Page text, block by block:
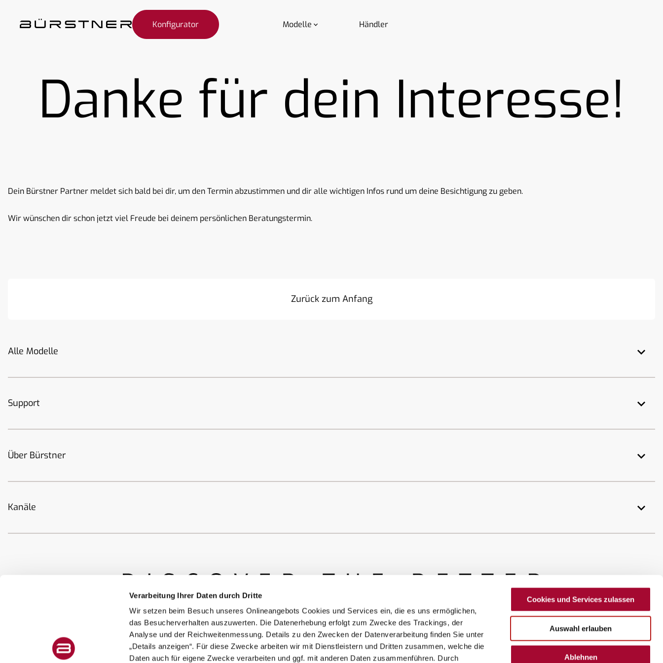
Verarbeitung Ihrer Daten durch Dritte
Wir setzen beim Besuch unseres Onlineangebots Cookies und Services ein, die es uns ermöglichen,
das Besucherverhalten auszuwerten. Die Datenerhebung erfolgt zum Zwecke des Trackings, der
Analyse und der Reichweitenmessung. Details zu den Zwecken der Datenverarbeitung finden Sie unter
„Details anzeigen“. Für diese Zwecke arbeiten wir mit Dienstleistern und Dritten zusammen, welche die
Daten auch für eigene Zwecke verarbeiten und ggf. mit anderen Daten zusammenführen. Durch
Cookies und Services zulassen
Auswahl erlauben
Ablehnen
Modelle Händler
Konfigurator
Danke für dein Interesse!
Dein Bürstner Partner meldet sich bald bei dir, um den Termin abzustimmen und dir alle wichtigen Infos rund um deine Besichtigung zu geben.
Wir wünschen dir schon jetzt viel Freude bei deinem persönlichen Beratungstermin.
Zurück zum Anfang
Alle Modelle
Support
Über Bürstner
Kanäle
© Copyright Bürstner GmbH & Co. KG